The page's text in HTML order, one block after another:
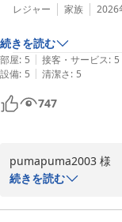
幸いでございます。
また松江へお越しの
スタッフ一同、心よ
ご投稿有難うございま
担当　深田
2026-06-18
レジャー 家族 2026
続きを読む
部屋: 5 | 接客・サービス: 5
設備: 5 | 清潔さ: 5
747
pumapuma2003 様
す。
続きを読む